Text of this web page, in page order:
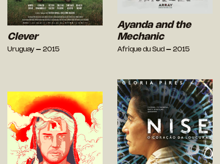
Clever
Uruguay – 2015
Ayanda and the
Mechanic
Afrique du Sud – 2015